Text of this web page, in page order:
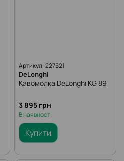
Артикул: 227521
DeLonghi
Кавомолка DeLonghi KG 89
3 895 грн
В наявності
Купити